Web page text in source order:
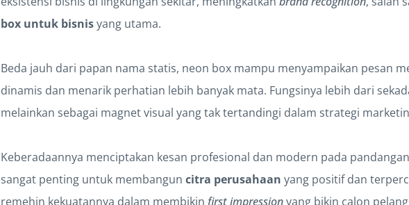
box untuk bisnisyang utama.
Beda jauh dari papan nama statis, neon box mampu menyampaikan pesan
dinamis dan menarik perhatian lebih banyak mata. Fungsinya lebih dari
melainkan sebagai magnet visual yang tak tertandingi dalam strategi
Keberadaannya menciptakan kesan profesional dan modern pada
sangat penting untuk membangun citra perusahaan yang positif dan
remehin kekuatannya dalam membikin first impressionyang bikin calon